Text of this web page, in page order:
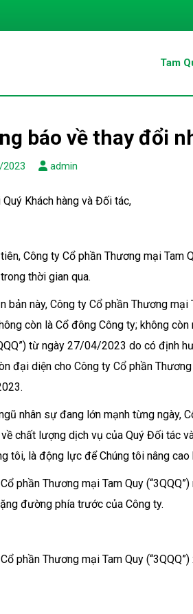
Tam
báo về thay đổi
admin
Khách hàng và Đối tác,
Công ty Cổ phần Thương mại Tam
thời gian qua.
bản này, Công ty Cổ phần Thương mại
còn là Cổ đông Công ty; không
từ ngày 27/04/2023 do có định
đại diện cho Công ty Cổ phần
nhân sự đang lớn mạnh từng ngày,
chất lượng dịch vụ của Quý Đối tác
tôi, là động lực để Chúng tôi nâng
phần Thương mại Tam Quy
đường phía trước của Công ty.
phần Thương mại Tam Quy